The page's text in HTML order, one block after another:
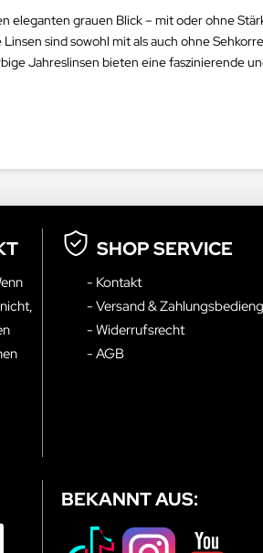
eleganten grauen Blick – mit oder ohne
sind sowohl mit als auch ohne
Jahreslinsen bieten eine faszinierende
SHOP SERVICE
- Kontakt
- Versand &
- Widerrufsrecht
- AGB
BEKANNT AUS: